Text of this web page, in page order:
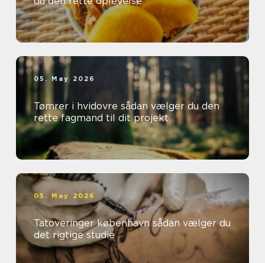
05. May 2026
Tømrer i hvidovre sådan vælger du den
rette fagmand til dit projekt
05. May 2026
Tatoveringer københavn sådan vælger du
det rigtige studie